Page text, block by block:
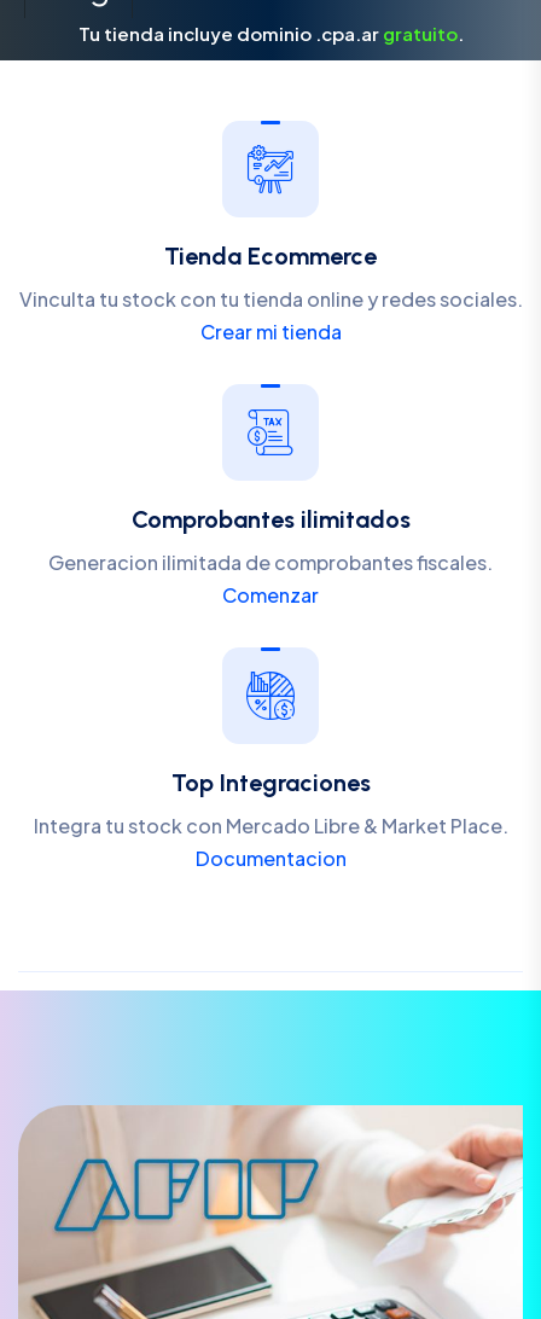
Tu tienda incluye dominio .cpa.ar gratuito.
Tienda Ecommerce
Vinculta tu stock con tu tienda online y redes sociales.
Crear mi tienda
Comprobantes ilimitados
Generacion ilimitada de comprobantes fiscales.
Comenzar
Top Integraciones
Integra tu stock con Mercado Libre & Market Place.
Documentacion